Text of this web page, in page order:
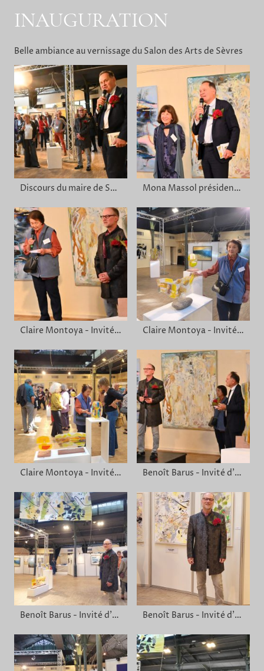
INAUGURATION
Belle ambiance au vernissage du Salon des Arts de Sèvres
Discours du maire de Sèvres Mona Massol présidente de la SdA avec Grégoire de la Roncière
Claire Montoya - Invitée d'honneur Claire Montoya - Invitée d'honneur
Claire Montoya - Invitée d'honneur Benoît Barus - Invité d'honneur
Benoît Barus - Invité d'honneur Benoît Barus - Invité d'honneur